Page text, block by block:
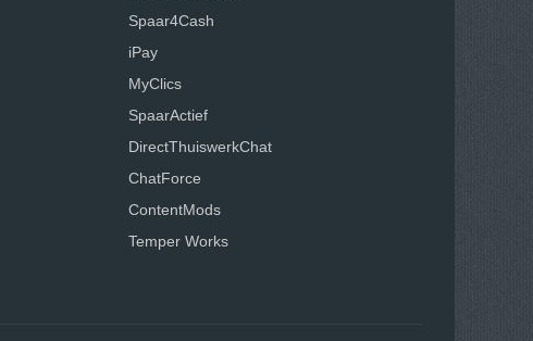
Spaar4Cash
iPay
MyClics
SpaarActief
DirectThuiswerkChat
ChatForce
ContentMods
Temper Works